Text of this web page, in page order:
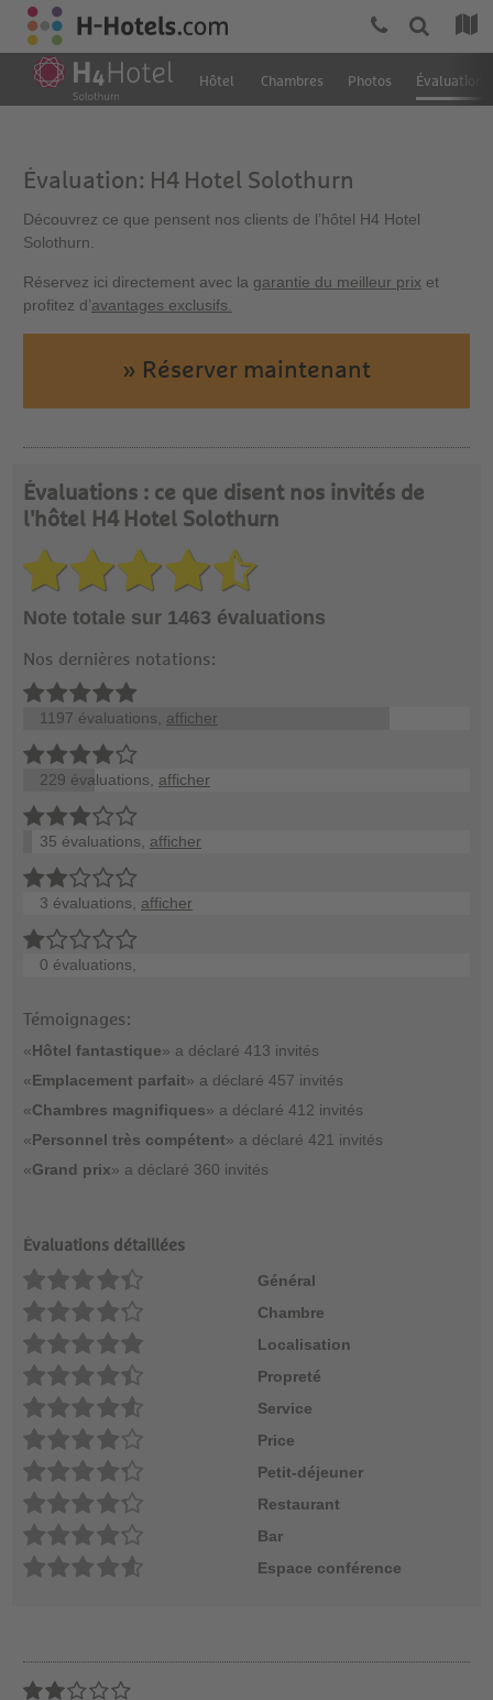
Hôtel Chambres Photos Évaluation
Évaluation: H4 Hotel Solothurn
Découvrez ce que pensent nos clients de l’hôtel H4 Hotel
Solothurn.
Réservez ici directement avec la garantie du meilleur prix et
profitez d’avantages exclusifs.
» Réserver maintenant
Évaluations : ce que disent nos invités de
l'hôtel H4 Hotel Solothurn
Note totale sur 1463 évaluations
Nos dernières notations:
1197 évaluations, afficher
229 évaluations, afficher
35 évaluations, afficher
3 évaluations, afficher
0 évaluations,
Témoignages:
«Hôtel fantastique» a déclaré 413 invités
«Emplacement parfait» a déclaré 457 invités
«Chambres magnifiques» a déclaré 412 invités
«Personnel très compétent» a déclaré 421 invités
«Grand prix» a déclaré 360 invités
Évaluations détaillées
Général
Chambre
Localisation
Propreté
Service
Price
Petit-déjeuner
Restaurant
Bar
Espace conférence